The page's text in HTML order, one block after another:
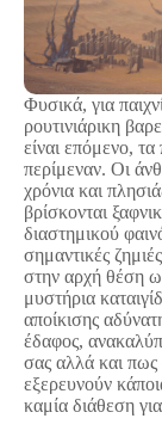
Φυσικά, για
ρουτινιάρικη
είναι επόμενο,
περίμεναν. Οι
χρόνια και
βρίσκονται
διαστημικού
σημαντικές
στην αρχή θέση
μυστήρια
αποίκισης
έδαφος,
σας αλλά και πως
εξερευνούν
καμία διάθεση